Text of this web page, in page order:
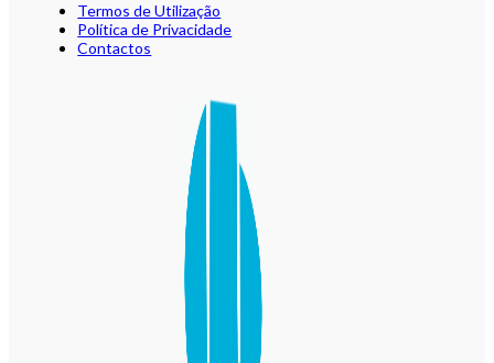
Termos de Utilização
Política de Privacidade
Contactos